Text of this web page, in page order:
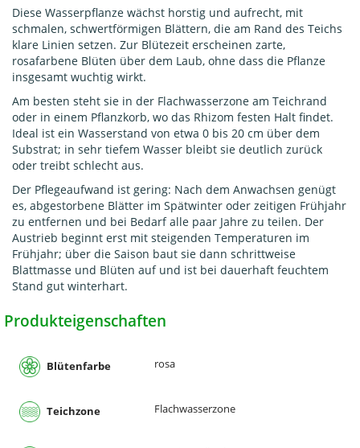
Diese Wasserpflanze wächst horstig und aufrecht, mit
schmalen, schwertförmigen Blättern, die am Rand des Teichs
klare Linien setzen. Zur Blütezeit erscheinen zarte,
rosafarbene Blüten über dem Laub, ohne dass die Pflanze
insgesamt wuchtig wirkt.
Am besten steht sie in der Flachwasserzone am Teichrand
oder in einem Pflanzkorb, wo das Rhizom festen Halt findet.
Ideal ist ein Wasserstand von etwa 0 bis 20 cm über dem
Substrat; in sehr tiefem Wasser bleibt sie deutlich zurück
oder treibt schlecht aus.
Der Pflegeaufwand ist gering: Nach dem Anwachsen genügt
es, abgestorbene Blätter im Spätwinter oder zeitigen Frühjahr
zu entfernen und bei Bedarf alle paar Jahre zu teilen. Der
Austrieb beginnt erst mit steigenden Temperaturen im
Frühjahr; über die Saison baut sie dann schrittweise
Blattmasse und Blüten auf und ist bei dauerhaft feuchtem
Stand gut winterhart.
Produkteigenschaften
Blütenfarbe rosa
Teichzone Flachwasserzone